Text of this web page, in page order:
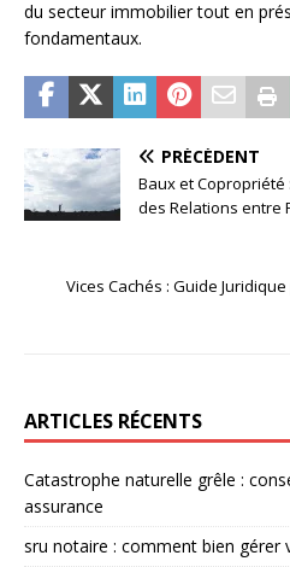
du secteur immobilier tout en
fondamentaux.
PRÉCÉDENT
Baux et Copropriété
des Relations entre
Vices Cachés : Guide
ARTICLES RÉCENTS
Catastrophe naturelle grêle :
assurance
sru notaire : comment bien gérer